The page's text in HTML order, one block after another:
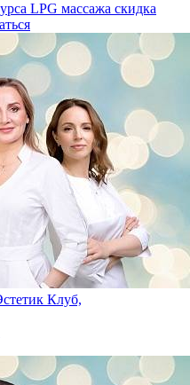
LPG массажа скидка
Клуб,